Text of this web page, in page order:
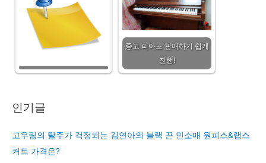
중고 피아노 판매하기 쉽게
진행!
인기글
고우림의 탈주가 걱정되는 김연아의 블랙 끈 민소매 원피스&랩스
커트 가격은?